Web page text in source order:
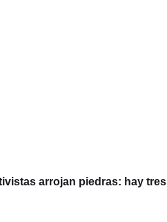
arrojan piedras: hay tres